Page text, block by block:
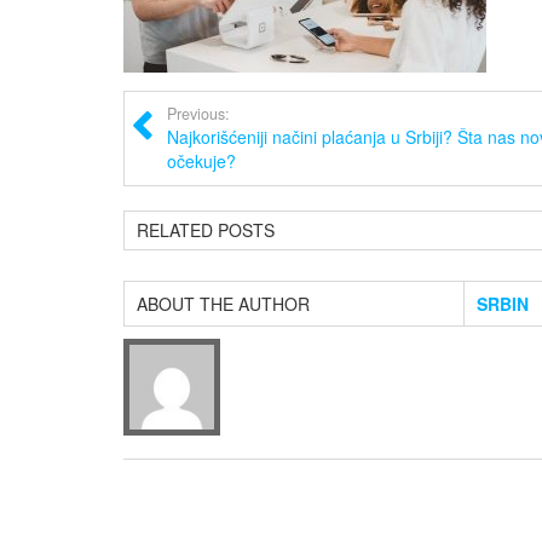
Previous:
Najkorišćeniji načini plaćanja u Srbiji? Šta nas
očekuje?
RELATED POSTS
ABOUT THE AUTHOR SRBIN